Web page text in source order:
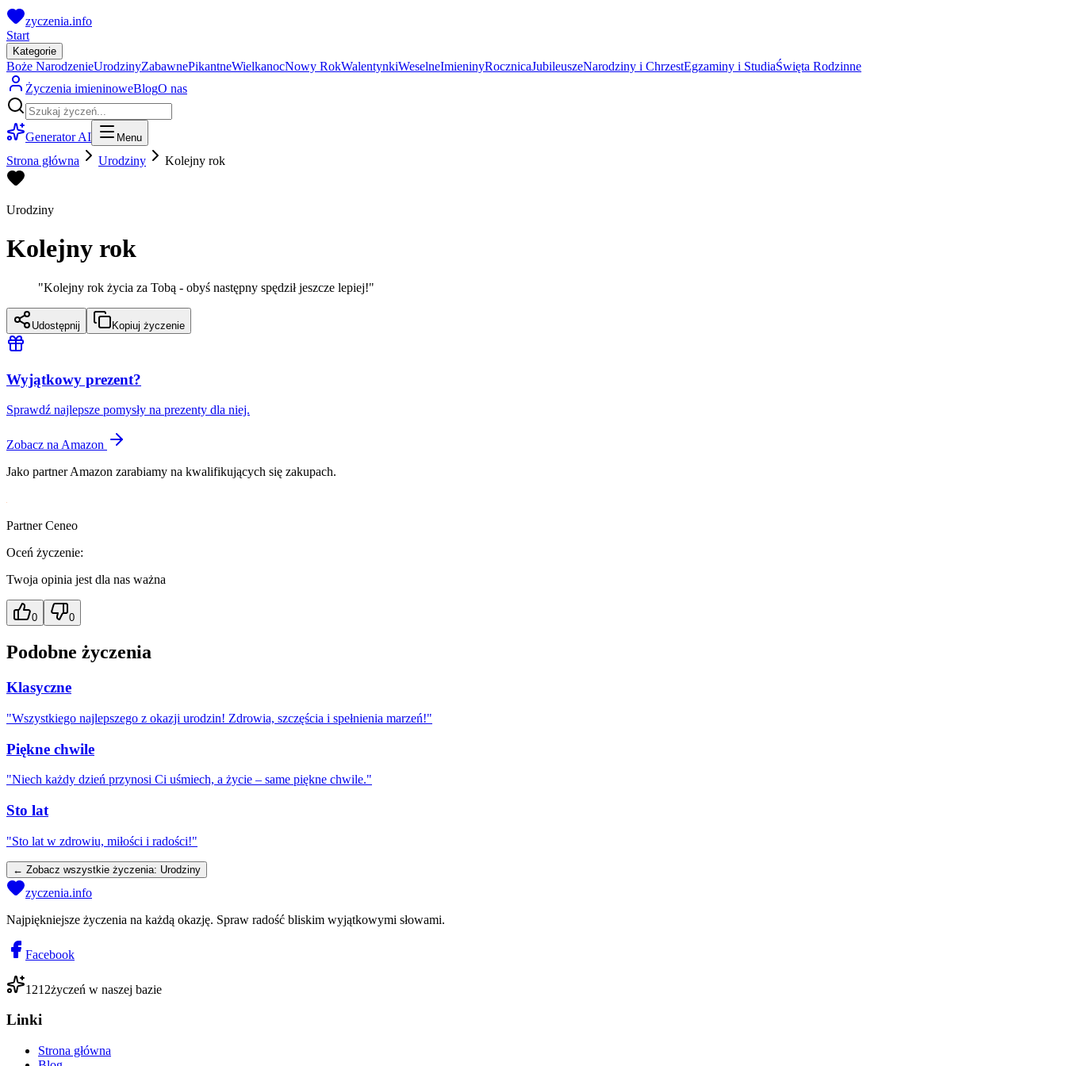
zyczenia.info
Start
Kategorie
Boże NarodzenieUrodzinyZabawnePikantneWielkanocNowy RokWalentynkiWeselneImieninyRocznicaJubileuszeNarodziny i ChrzestEgzaminy i StudiaŚwięta Rodzinne
Życzenia imieninoweBlogO nas
Generator AI Menu
Strona główna Urodziny Kolejny rok
Urodziny
Kolejny rok
"Kolejny rok życia za Tobą - obyś następny spędził jeszcze lepiej!"
Udostępnij Kopiuj życzenie
Wyjątkowy prezent?
Sprawdź najlepsze pomysły na prezenty dla niej.
Zobacz na Amazon
Jako partner Amazon zarabiamy na kwalifikujących się zakupach.
Partner Ceneo
Oceń życzenie:
Twoja opinia jest dla nas ważna
0 0
Podobne życzenia
Klasyczne
"Wszystkiego najlepszego z okazji urodzin! Zdrowia, szczęścia i spełnienia marzeń!"
Piękne chwile
"Niech każdy dzień przynosi Ci uśmiech, a życie – same piękne chwile."
Sto lat
"Sto lat w zdrowiu, miłości i radości!"
← Zobacz wszystkie życzenia: Urodziny
zyczenia.info
Najpiękniejsze życzenia na każdą okazję. Spraw radość bliskim wyjątkowymi słowami.
Facebook
1212życzeń w naszej bazie
Linki
Strona główna